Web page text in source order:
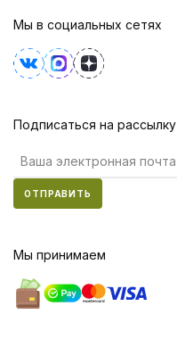
Мы в социальных сетях
Подписаться на рассылку
ОТПРАВИТЬ
Мы принимаем